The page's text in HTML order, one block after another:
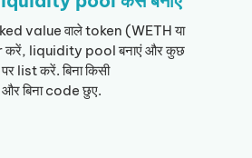
value वाले token (WETH या
करें, liquidity pool बनाएं और कुछ
list करें. बिना किसी
बिना code छुए.